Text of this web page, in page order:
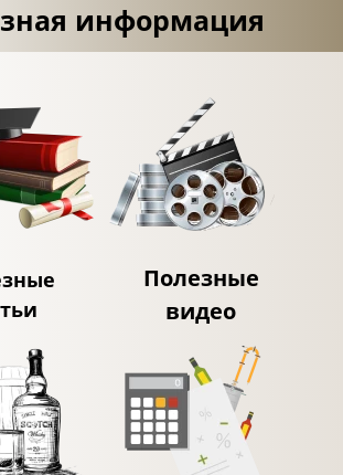
информация
Полезные
видео